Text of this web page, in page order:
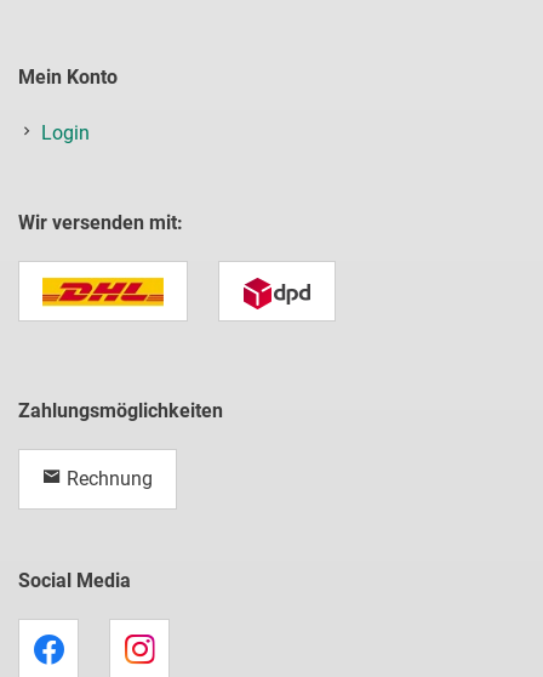
Mein Konto
Login
Wir versenden mit:
Zahlungsmöglichkeiten
Rechnung
Social Media